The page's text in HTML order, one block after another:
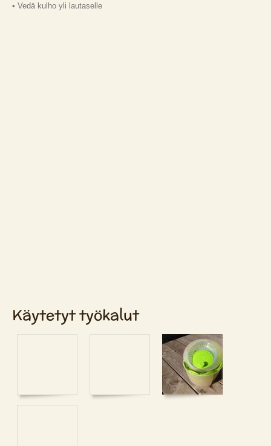
• Vedä kulho yli lautaselle
Käytetyt työkalut